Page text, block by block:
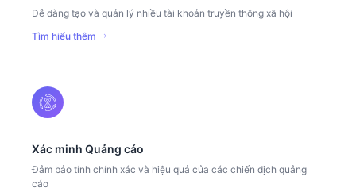
Dễ dàng tạo và quản lý nhiều tài khoản truyền thông xã hội
Tìm hiểu thêm
Xác minh Quảng cáo
Đảm bảo tính chính xác và hiệu quả của các chiến dịch quảng
cáo